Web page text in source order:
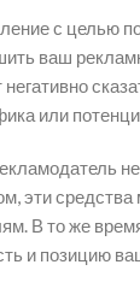
с целью
ваш
или
эти
В то же
и позицию